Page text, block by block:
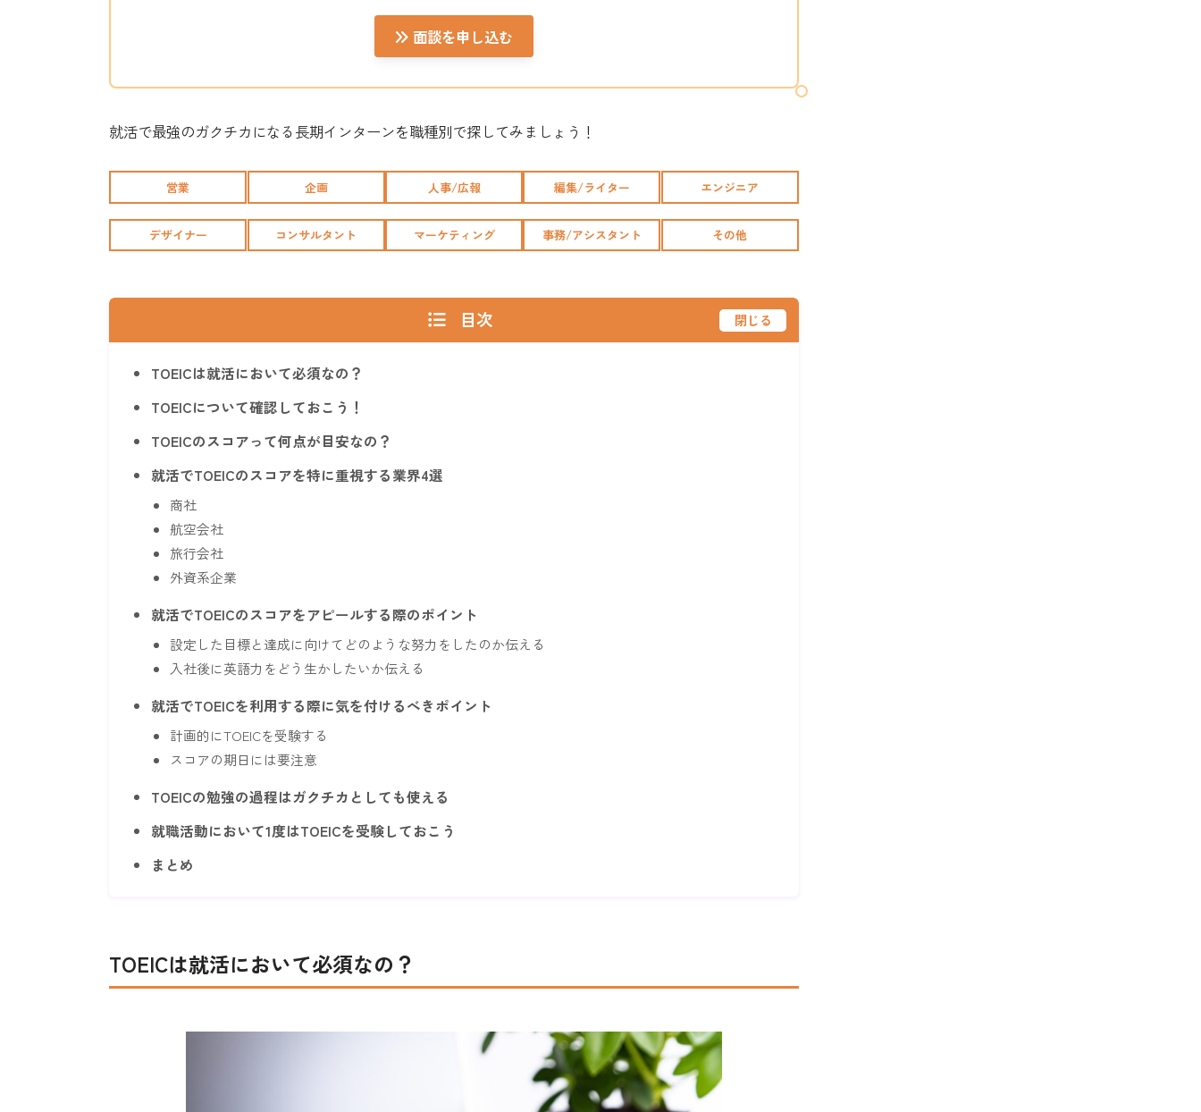
面談を申し込む
就活で最強のガクチカになる長期インターンを職種別で探してみましょう！
営業
デザイナー
企画
コンサルタント
人事/広報
マーケティング
編集/ライター
事務/アシスタント
エンジニア
その他
目次 閉じる
TOEICは就活において必須なの？
TOEICについて確認しておこう！
TOEICのスコアって何点が目安なの？
就活でTOEICのスコアを特に重視する業界4選
商社
航空会社
旅行会社
外資系企業
就活でTOEICのスコアをアピールする際のポイント
設定した目標と達成に向けてどのような努力をしたのか伝える
入社後に英語力をどう生かしたいか伝える
就活でTOEICを利用する際に気を付けるべきポイント
計画的にTOEICを受験する
スコアの期日には要注意
TOEICの勉強の過程はガクチカとしても使える
就職活動において1度はTOEICを受験しておこう
まとめ
TOEICは就活において必須なの？